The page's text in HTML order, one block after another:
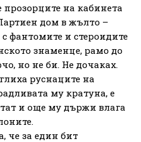
на кабинета
дом в жълто –
фантомите и стероидите
знаменце, рамо до
но не би. Не дочаках.
руснаците на
му кратуна, е
и още му държи влага
че за един бит